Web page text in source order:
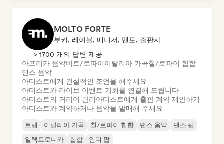
MOLTO FORTE
부커, 레이블, 매니저, 멘토, 출판사
> 1700 개의 답변 제공
아프리카 음악비트/로파이이탈리아 가곡칠/로파이 힙합
댄스 음악
아티스트에게 건설적인 조언을 해주세요
아티스트와 라이브 이벤트 기회를 연결해 드립니다
아티스트의 커리어 관리아티스트에게 출판 계약 제안하기
아티스트와 계약하거나 음악을 발매해 주세요
트랩 이탈리아 가곡 칠/로파이 힙합 댄스 음악
댄스 팝
일렉트로니카
힙합 인디 팝